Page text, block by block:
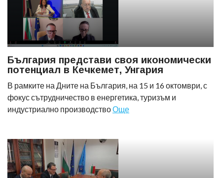
България представи своя икономически
потенциал в Кечкемет, Унгария
В рамките на Дните на България, на 15 и 16 октомври, с
фокус сътрудничество в енергетика, туризъм и
индустриално производствоОще